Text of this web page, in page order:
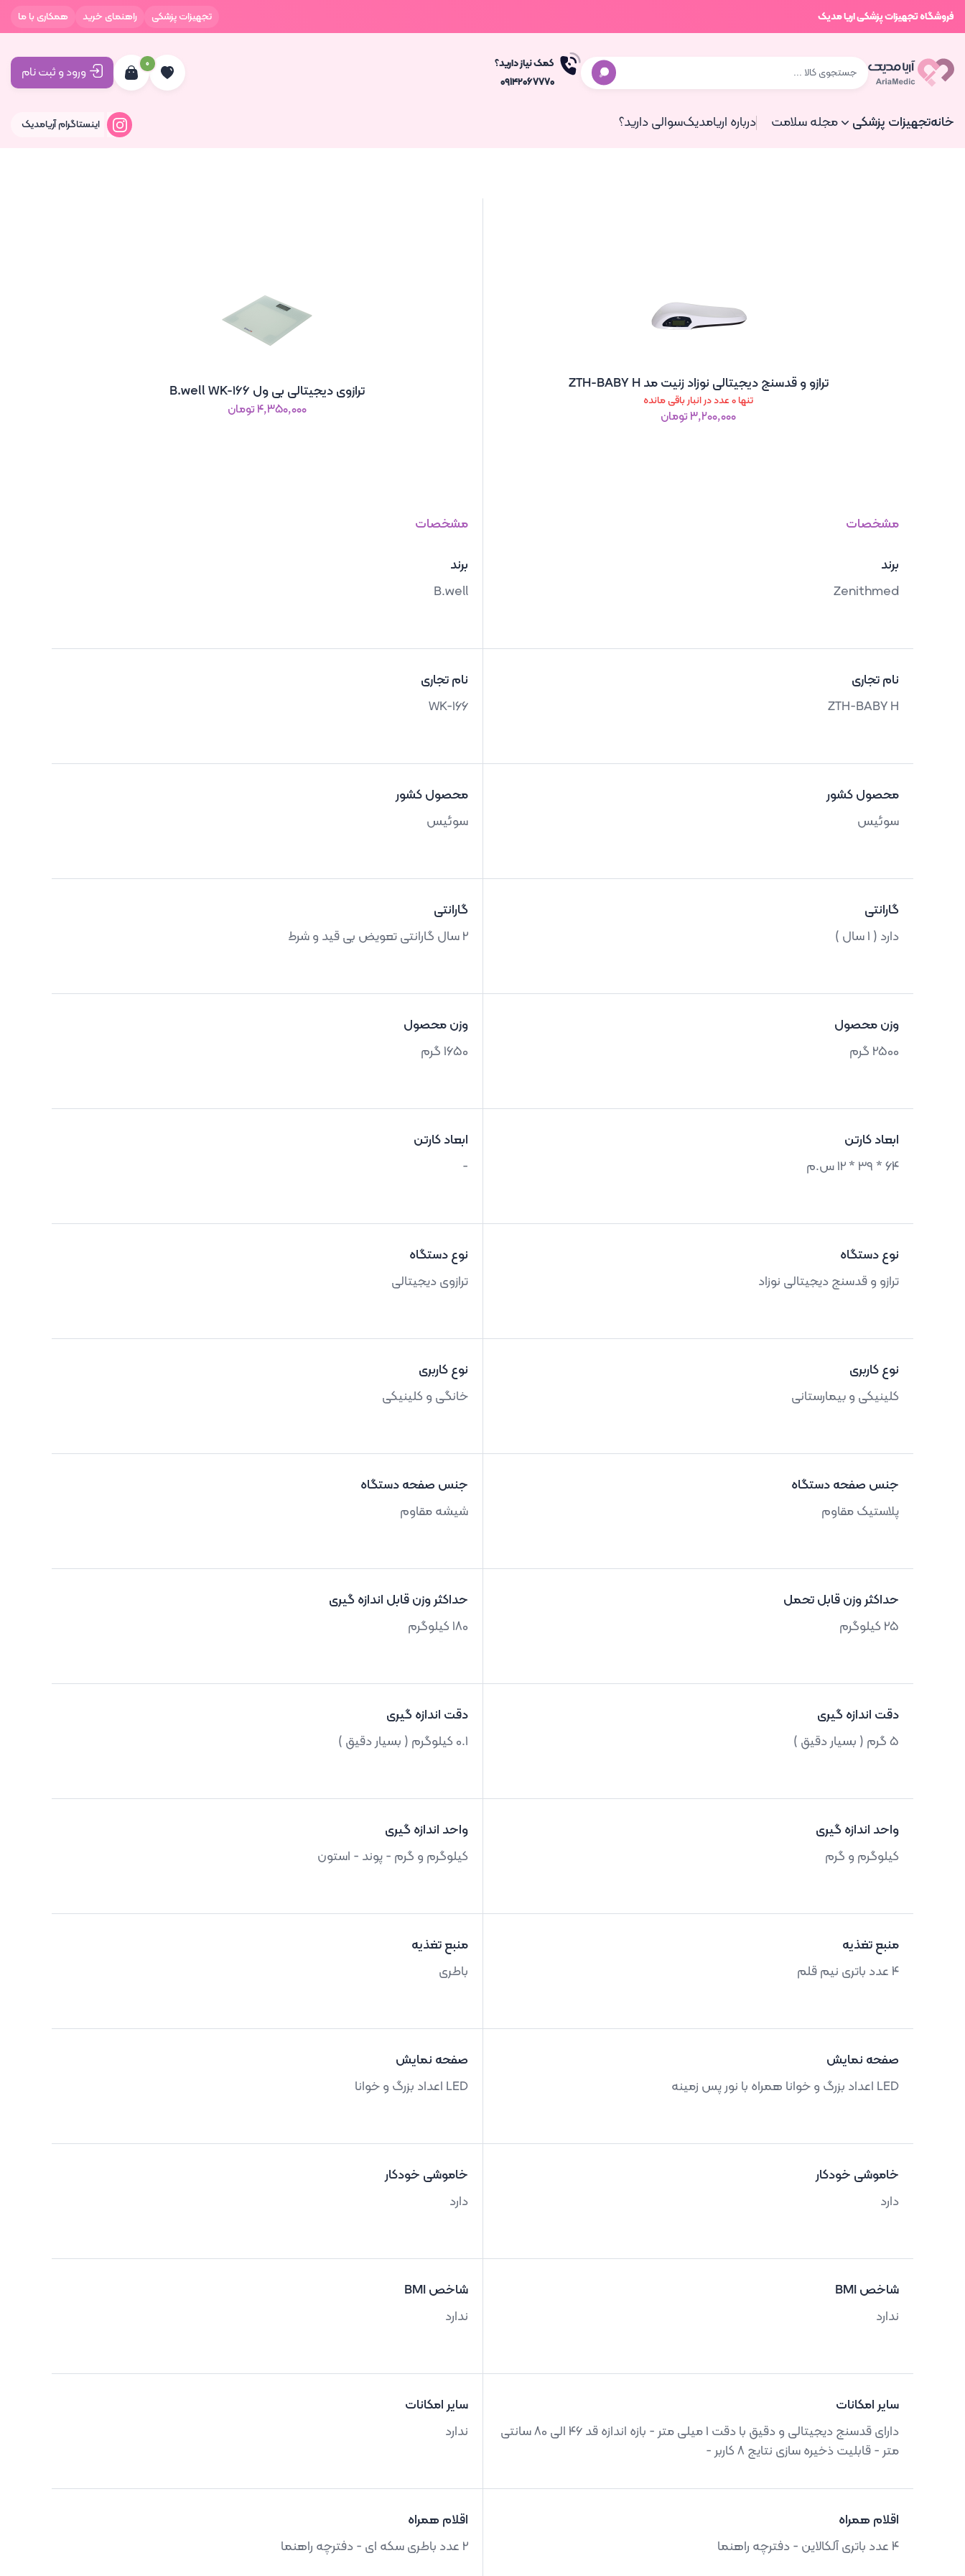
فروشگاه تجهیزات پزشکی اریا مدیک تجهیزات پزشکی راهنمای خرید همکاری با ما
کمک نیاز دارید؟
۰۹۱۴۲۰۶۷۷۷۰
0
ورود و ثبت نام
خانهتجهیزات پزشکی مجله سلامت درباره اریامدیکسوالی دارید؟ اینستاگرام آریامدیک
ترازو و قدسنج دیجیتالی نوزاد زنیت مد ZTH-BABY H
تنها 0 عدد در انبار باقی مانده
۳٬۲۰۰٬۰۰۰ تومان
مشخصات
برند
Zenithmed
نام تجاری
ZTH-BABY H
محصول کشور
سوئیس
گارانتی
دارد ( 1 سال )
وزن محصول
2500 گرم
ابعاد کارتن
64 * 39 * 12 س.م
نوع دستگاه
ترازو و قدسنج دیجیتالی نوزاد
نوع کاربری
کلینیکی و بیمارستانی
جنس صفحه دستگاه
پلاستیک مقاوم
حداکثر وزن قابل تحمل
25 کیلوگرم
دقت اندازه گیری
5 گرم ( بسیار دقیق )
واحد اندازه گیری
کیلوگرم و گرم
منبع تغذیه
4 عدد باتری نیم قلم
صفحه نمایش
LED اعداد بزرگ و خوانا همراه با نور پس زمینه
خاموشی خودکار
دارد
شاخص BMI
ندارد
سایر امکانات
دارای قدسنج دیجیتالی و دقیق با دقت 1 میلی متر - بازه اندازه قد 46 الی 80 سانتی
متر - قابلیت ذخیره سازی نتایج 8 کاربر -
اقلام همراه
4 عدد باتری آلکالاین - دفترچه راهنما
ترازوی دیجیتالی بی ول B.well WK-166
۴٬۳۵۰٬۰۰۰ تومان
مشخصات
برند
B.well
نام تجاری
WK-166
محصول کشور
سوئیس
گارانتی
2 سال گارانتی تعویض بی قید و شرط
وزن محصول
1650 گرم
ابعاد کارتن
-
نوع دستگاه
ترازوی دیجیتالی
نوع کاربری
خانگی و کلینیکی
جنس صفحه دستگاه
شیشه مقاوم
حداکثر وزن قابل اندازه گیری
180 کیلوگرم
دقت اندازه گیری
0.1 کیلوگرم ( بسیار دقیق )
واحد اندازه گیری
کیلوگرم و گرم - پوند - استون
منبع تغذیه
باطری
صفحه نمایش
LED اعداد بزرگ و خوانا
خاموشی خودکار
دارد
شاخص BMI
ندارد
سایر امکانات
ندارد
اقلام همراه
2 عدد باطری سکه ای - دفترچه راهنما